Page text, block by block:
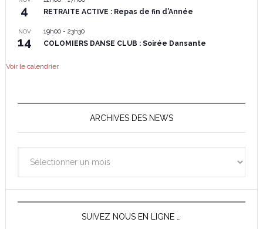
4 RETRAITE ACTIVE : Repas de fin d’Année
NOV
14
19h00- 23h30
COLOMIERS DANSE CLUB : Soirée Dansante
Voir le calendrier
ARCHIVES DES NEWS
des
News
SUIVEZ NOUS EN LIGNE …